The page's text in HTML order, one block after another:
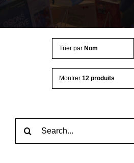
Trier par Nom
Montrer 12 produits